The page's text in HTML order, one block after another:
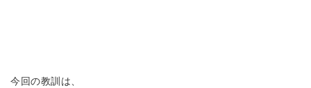
今回の教訓は、